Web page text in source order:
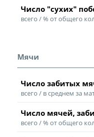
Число "сухих"
всего / % от общего
Мячи
Число забитых
всего / в среднем за
Число мячей,
всего / % от общего